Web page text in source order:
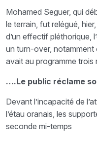
Mohamed Seguer, qui
le terrain, fut relégué,
d’un effectif pléthorique,
un turn-over, notamment
avait au programme trois
….Le public réclame
Devant l’incapacité de
l’étau oranais, les
seconde mi-temps